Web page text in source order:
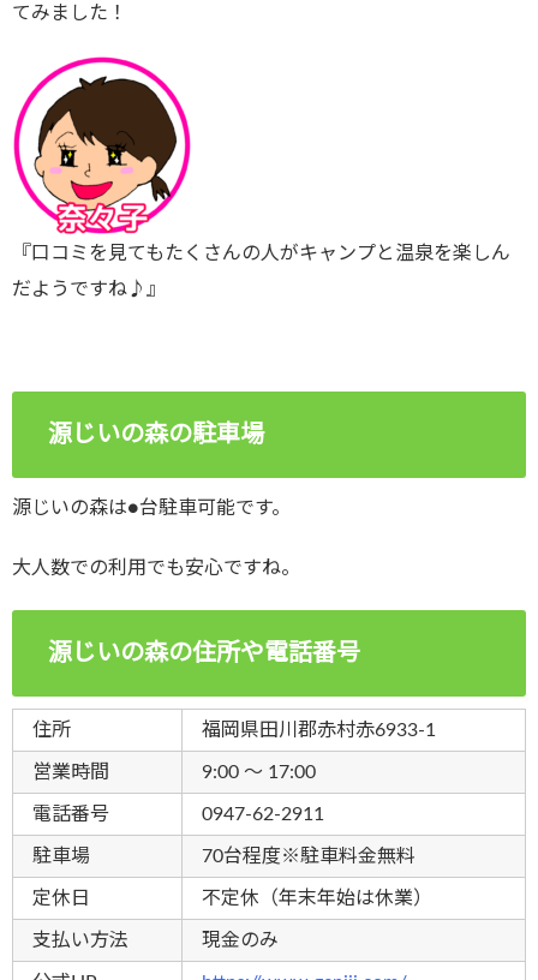
てみました！
『口コミを見てもたくさんの人がキャンプと温泉を楽しん
だようですね♪』
源じいの森の駐車場
源じいの森は●台駐車可能です。
大人数での利用でも安心ですね。
源じいの森の住所や電話番号
住所 福岡県田川郡赤村赤6933-1
営業時間 9:00 ～ 17:00
電話番号 0947-62-2911
駐車場 70台程度※駐車料金無料
定休日 不定休（年末年始は休業）
支払い方法 現金のみ